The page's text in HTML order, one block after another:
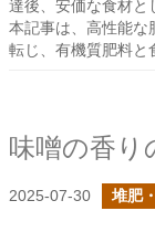
達後、安価な食材と
本記事は、高性能な
転じ、有機質肥料と
味噌の香り
2025-07-30 堆肥